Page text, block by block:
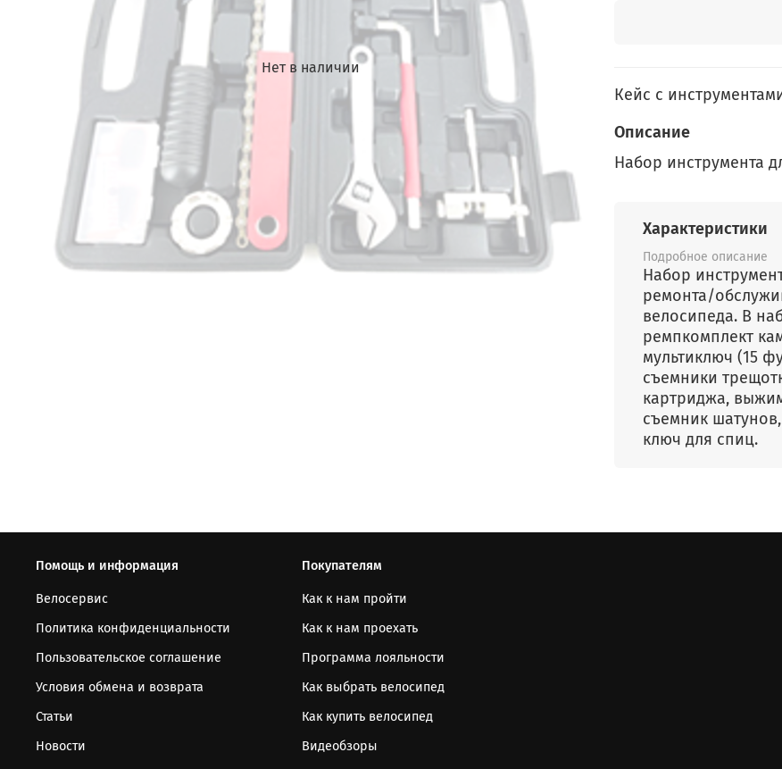
Нет в наличии
Кейс с
Описание
Набор инструмента
Характеристики
Подробное описание
Набор
ремонта/
велосипеда. В
ремпкомплект
мультиключ (15
съемники
картриджа,
съемник
ключ для спиц.
Помощь и информация
Велосервис
Политика конфиденциальности
Пользовательское соглашение
Условия обмена и возврата
Статьи
Новости
Покупателям
Как к нам пройти
Как к нам проехать
Программа лояльности
Как выбрать велосипед
Как купить велосипед
Видеобзоры